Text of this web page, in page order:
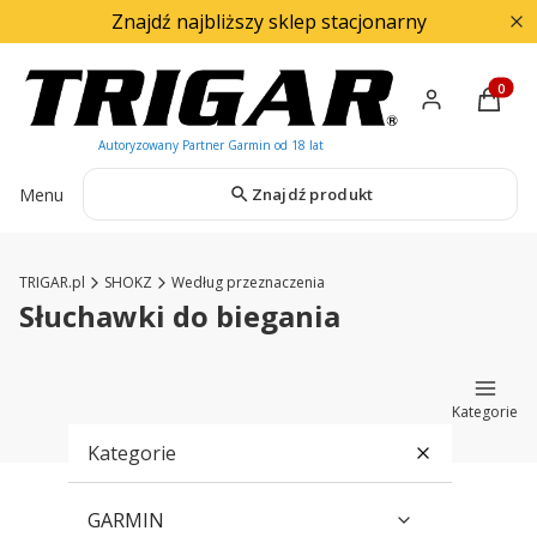
Znajdź najbliższy sklep stacjonarny
Menu Znajdź produkt
TRIGAR.pl SHOKZ Według przeznaczenia
Słuchawki do biegania
Kategorie
Kategorie
GARMIN